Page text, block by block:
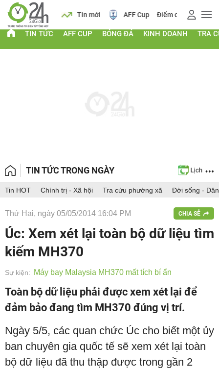
Lịch Tin mới AFF Cup Điểm chuẩn 2026
TIN TỨC AFF CUP BÓNG ĐÁ KINH DOANH TRA
TIN TỨC TRONG NGÀY
Tin HOT Chính trị - Xã hội Tra cứu phường xã Đời sống -
Thứ Hai, ngày 05/05/2014 16:04 PM CHIA SẺ
Úc: Xem xét lại toàn bộ dữ liệu tìm
kiếm MH370
Sự kiện: Máy bay Malaysia MH370 mất tích bí ẩn
Toàn bộ dữ liệu phải được xem xét lại để
đảm bảo đang tìm MH370 đúng vị trí.
Ngày 5/5, các quan chức Úc cho biết một ủy
ban chuyên gia quốc tế sẽ xem xét lại toàn
bộ dữ liệu đã thu thập được trong gần 2